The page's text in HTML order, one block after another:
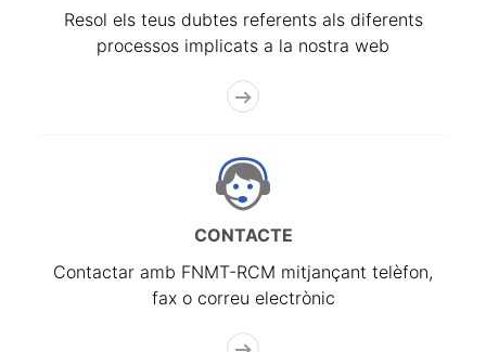
Resol els teus dubtes referents als diferents
processos implicats a la nostra web
CONTACTE
Contactar amb FNMT-RCM mitjançant telèfon,
fax o correu electrònic